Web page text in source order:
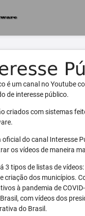
é um canal no Youtube
de interesse público.
criados com sistemas
oficial do canal Interesse
os vídeos de maneira
3 tipos de listas de
criação dos municípios.
à pandemia de
com vídeos dos
do Brasil.